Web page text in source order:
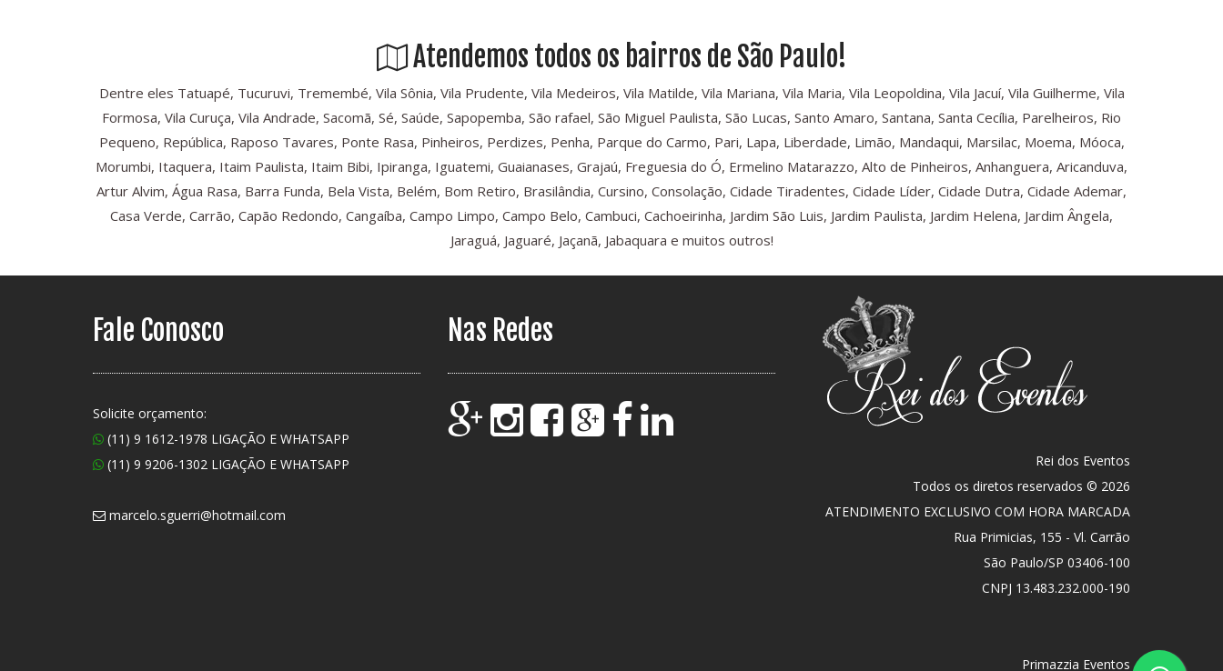
Atendemos todos os bairros de São Paulo!
Dentre eles Tatuapé, Tucuruvi, Tremembé, Vila Sônia, Vila Prudente, Vila Medeiros, Vila Matilde, Vila Mariana, Vila Maria, Vila Leopoldina, Vila Jacuí, Vila Guilherme, Vila
Formosa, Vila Curuça, Vila Andrade, Sacomã, Sé, Saúde, Sapopemba, São rafael, São Miguel Paulista, São Lucas, Santo Amaro, Santana, Santa Cecília, Parelheiros, Rio
Pequeno, República, Raposo Tavares, Ponte Rasa, Pinheiros, Perdizes, Penha, Parque do Carmo, Pari, Lapa, Liberdade, Limão, Mandaqui, Marsilac, Moema, Móoca,
Morumbi, Itaquera, Itaim Paulista, Itaim Bibi, Ipiranga, Iguatemi, Guaianases, Grajaú, Freguesia do Ó, Ermelino Matarazzo, Alto de Pinheiros, Anhanguera, Aricanduva,
Artur Alvim, Água Rasa, Barra Funda, Bela Vista, Belém, Bom Retiro, Brasilândia, Cursino, Consolação, Cidade Tiradentes, Cidade Líder, Cidade Dutra, Cidade Ademar,
Casa Verde, Carrão, Capão Redondo, Cangaíba, Campo Limpo, Campo Belo, Cambuci, Cachoeirinha, Jardim São Luis, Jardim Paulista, Jardim Helena, Jardim Ângela,
Jaraguá, Jaguaré, Jaçanã, Jabaquara e muitos outros!
Fale Conosco
Solicite orçamento:
(11) 9 1612-1978 LIGAÇÃO E WHATSAPP
(11) 9 9206-1302 LIGAÇÃO E WHATSAPP
marcelo.sguerri@hotmail.com
Nas Redes
Rei dos Eventos
Todos os diretos reservados © 2026
ATENDIMENTO EXCLUSIVO COM HORA MARCADA
Rua Primicias, 155 - Vl. Carrão
São Paulo/SP 03406-100
CNPJ 13.483.232.000-190
Primazzia Eventos